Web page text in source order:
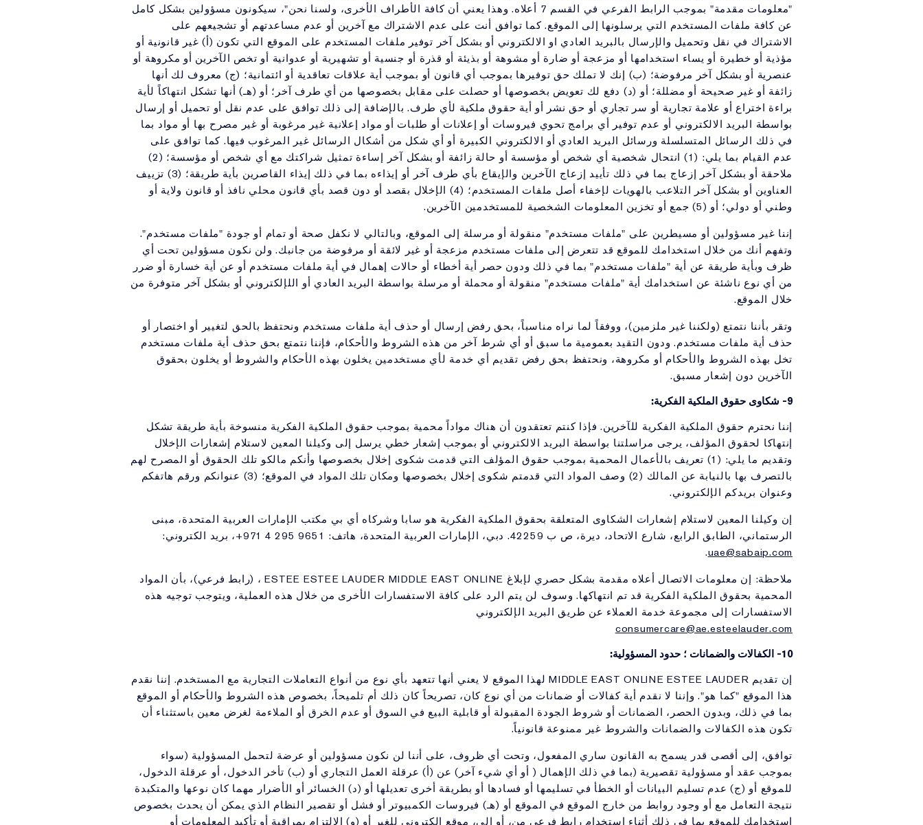
"معلومات مقدمة" بموجب الرابط الفرعي في القسم 7 أعلاه. وهذا يعني أن كافة الأطراف الأخرى، ولسنا نحن"، سيكونون مسؤولين بشكل كامل
عن كافة ملفات المستخدم التي يرسلونها إلى الموقع. كما توافق أنت على عدم الاشتراك مع آخرين أو عدم مساعدتهم أو تشجيعهم على
الاشتراك في نقل وتحميل والإرسال بالبريد العادي او الالكتروني أو بشكل آخر توفير ملفات المستخدم على الموقع التي تكون (أ) غير قانونية أو
مؤذية أو خطيرة أو يساء استخدامها أو مزعجة أو ضارة أو مشوهة أو بذيئة أو قذرة أو جنسية أو تشهيرية أو عدوانية أو تخص الآخرين أو مكروهة أو
عنصرية أو بشكل آخر مرفوضة؛ (ب) إنك لا تملك حق توفيرها بموجب أي قانون أو بموجب أية علاقات تعاقدية أو ائتمانية؛ (ج) معروف لك أنها
زائفة أو غير صحيحة أو مضللة؛ أو (د) دفع لك تعويض بخصوصها أو حصلت على مقابل بخصوصها من أي طرف آخر؛ أو (هـ) أنها تشكل انتهاكاً لأية
براءة اختراع أو علامة تجارية أو سر تجاري أو حق نشر أو أية حقوق ملكية لأي طرف. بالإضافة إلى ذلك توافق على عدم نقل أو تحميل أو إرسال
بواسطة البريد الالكتروني أو عدم توفير أي برامج تحوي فيروسات أو إعلانات أو طلبات أو مواد إعلانية غير مرغوبة أو غير مصرح بها أو مواد بما
في ذلك الرسائل المتسلسلة ورسائل البريد العادي أو الالكتروني الكبيرة أو أي شكل من أشكال الرسائل غير المرغوب فيها. كما توافق على
عدم القيام بما يلي: (1) انتحال شخصية أي شخص أو مؤسسة أو حالة زائفة أو بشكل آخر إساءة تمثيل شراكتك مع أي شخص أو مؤسسة؛ (2)
ملاحقة أو بشكل آخر إزعاج بما في ذلك تأييد إزعاج الآخرين والإيقاع بأي طرف آخر أو إيذاءه بما في ذلك إيذاء القاصرين بأية طريقة؛ (3) تزييف
العناوين أو بشكل آخر التلاعب بالهويات لإخفاء أصل ملفات المستخدم؛ (4) الإخلال بقصد أو دون قصد بأي قانون محلي نافذ أو قانون ولاية أو
وطني أو دولي؛ أو (5) جمع أو تخزين المعلومات الشخصية للمستخدمين الآخرين.
إننا غير مسؤولين أو مسيطرين على "ملفات مستخدم" منقولة أو مرسلة إلى الموقع، وبالتالي لا نكفل صحة أو تمام أو جودة "ملفات مستخدم".
وتفهم أنك من خلال استخدامك للموقع قد تتعرض إلى ملفات مستخدم مزعجة أو غير لائقة أو مرفوضة من جانبك. ولن نكون مسؤولين تحت أي
ظرف وبأية طريقة عن أية "ملفات مستخدم" بما في ذلك ودون حصر أية أخطاء أو حالات إهمال في أية ملفات مستخدم أو عن أية خسارة أو ضرر
من أي نوع ناشئة عن استخدامك أية "ملفات مستخدم" منقولة أو محملة أو مرسلة بواسطة البريد العادي أو اللإلكتروني أو بشكل آخر متوفرة من
خلال الموقع.
وتقر بأننا نتمتع (ولكننا غير ملزمين)، ووفقاً لما نراه مناسباً، بحق رفض إرسال أو حذف أية ملفات مستخدم ونحتفظ بالحق لتغيير أو اختصار أو
حذف أية ملفات مستخدم. ودون التقيد بعمومية ما سبق أو أي شرط آخر من هذه الشروط والأحكام، فإننا نتمتع بحق حذف أية ملفات مستخدم
تخل بهذه الشروط والأحكام أو مكروهة، ونحتفظ بحق رفض تقديم أي خدمة لأي مستخدمين يخلون بهذه الأحكام والشروط أو يخلون بحقوق
الآخرين دون إشعار مسبق.
9- شكاوى حقوق الملكية الفكرية:
إننا نحترم حقوق الملكية الفكرية للآخرين. فإذا كنتم تعتقدون أن هناك مواداً محمية بموجب حقوق الملكية الفكرية منسوخة بأية طريقة تشكل
إنتهاكا لحقوق المؤلف، يرجى مراسلتنا بواسطة البريد الالكتروني أو بموجب إشعار خطي يرسل إلى وكيلنا المعين لاستلام إشعارات الإخلال
وتقديم ما يلي: (1) تعريف بالأعمال المحمية بموجب حقوق المؤلف التي قدمت شكوى إخلال بخصوصها وأنكم مالكو تلك الحقوق أو المصرح لهم
بالتصرف بها بالنيابة عن المالك (2) وصف المواد التي قدمتم شكوى إخلال بخصوصها ومكان تلك المواد في الموقع؛ (3) عنوانكم ورقم هاتفكم
وعنوان بريدكم الإلكتروني.
إن وكيلنا المعين لاستلام إشعارات الشكاوى المتعلقة بحقوق الملكية الفكرية هو سابا وشركاه أي بي مكتب الإمارات العربية المتحدة، مبنى
الرستماني، الطابق الرابع، شارع الاتحاد، ديرة، ص ب 42259. دبي، الإمارات العربية المتحدة، هاتف: 9651 295 4 971+، بريد الكتروني:
uae@sabaip.com
.
ملاحظة: إن معلومات الاتصال أعلاه مقدمة بشكل حصري لإبلاغ ESTEE ESTEE LAUDER MIDDLE EAST ONLINE ، (رابط فرعي)، بأن المواد
المحمية بحقوق الملكية الفكرية قد تم انتهاكها. وسوف لن يتم الرد على كافة الاستفسارات الأخرى من خلال هذه العملية، ويتوجب توجيه هذه
الاستفسارات إلى مجموعة خدمة العملاء عن طريق البريد الإلكتروني
consumercare@ae.esteelauder.com
10- الكفالات والضمانات ؛ حدود المسؤولية:
إن تقديم MIDDLE EAST ONLINE ESTEE LAUDER لهذا الموقع لا يعني أنها تتعهد بأي نوع من أنواع التعاملات التجارية مع المستخدم. إننا نقدم
هذا الموقع "كما هو". وإننا لا نقدم أية كفالات أو ضمانات من أي نوع كان، تصريحاً كان ذلك أم تلميحاً، بخصوص هذه الشروط والأحكام أو الموقع
بما في ذلك، وبدون الحصر، الضمانات أو شروط الجودة المقبولة أو قابلية البيع في السوق أو عدم الخرق أو الملاءمة لغرض معين باستثناء أن
تكون هذه الكفالات والضمانات والشروط غير ممنوعة قانونياً.
توافق، إلى أقصى قدر يسمح به القانون ساري المفعول، وتحت أي ظروف، على أننا لن نكون مسؤولين أو عرضة لتحمل المسؤولية (سواء
بموجب عقد أو مسؤولية تقصيرية (بما في ذلك الإهمال ( أو أي شيء آخر) عن (أ) عرقلة العمل التجاري أو (ب) تأخر الدخول، أو عرقلة الدخول،
للموقع أو (ج) عدم تسليم البيانات أو الخطأ في تسليمها أو فسادها أو بطريقة أخرى تعديلها أو (د) الخسائر أو الأضرار مهما كان نوعها والمتكبدة
نتيجة التعامل مع أو وجود روابط من خارج الموقع في الموقع أو (هـ) فيروسات الكمبيوتر أو فشل أو تقصير النظام الذي يمكن أن يحدث بخصوص
استخدامك للموقع بما في ذلك أثناء استخدام رابط فرعي من، أو إلى، موقع الكتروني للغير أو (و) الالتزام بمراقبة أو تأكيد المعلومات أو